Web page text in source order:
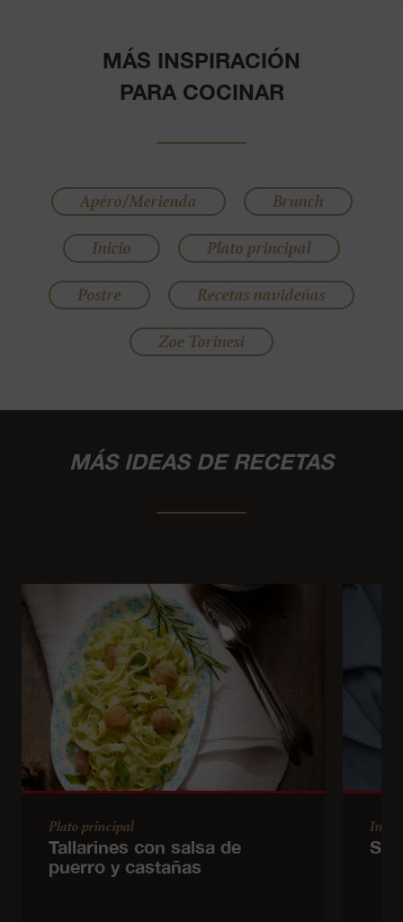
MÁS INSPIRACIÓN
PARA COCINAR
Apéro/Merienda
Brunch
Inicio
Plato principal
Postre
Recetas navideñas
Zoe Torinesi
MÁS IDEAS DE RECETAS
Plato principal
Tallarines con salsa de
puerro y castañas
Inicio